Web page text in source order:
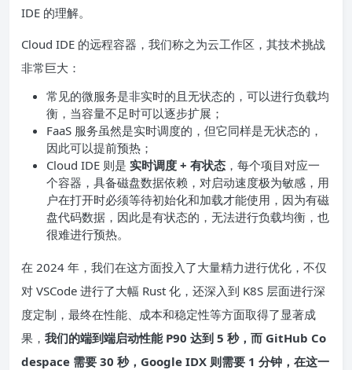
IDE 的理解。
Cloud IDE 的远程容器，我们称之为云工作区，其技术挑战
非常巨大：
常见的微服务是非实时的且无状态的，可以进行负载均
衡，当容量不足时可以逐步扩展；
FaaS 服务虽然是实时调度的，但它同样是无状态的，
因此可以提前预热；
Cloud IDE 则是 实时调度 + 有状态 ，每个项目对应一
个容器，具备磁盘数据依赖，对启动速度极为敏感，用
户在打开时必须等待初始化和加载才能使用，因为有磁
盘代码数据，因此是有状态的，无法进行负载均衡，也
很难进行预热。
在 2024 年，我们在这方面投入了大量精力进行优化，不仅
对 VSCode 进行了大幅 Rust 化，还深入到 K8S 层面进行深
度定制，最终在性能、成本和稳定性等方面取得了显著成
果， 我们的端到端启动性能 P90 达到 5 秒，而 GitHub Co
despace 需要 30 秒，Google IDX 则需要 1 分钟，在这一